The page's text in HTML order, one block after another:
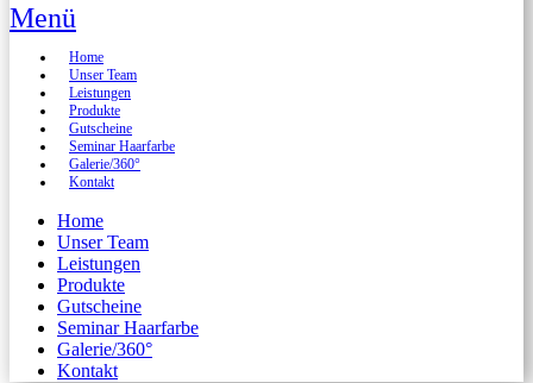
Menü
Home
Unser Team
Leistungen
Produkte
Gutscheine
Seminar Haarfarbe
Galerie/360°
Kontakt
Home
Unser Team
Leistungen
Produkte
Gutscheine
Seminar Haarfarbe
Galerie/360°
Kontakt